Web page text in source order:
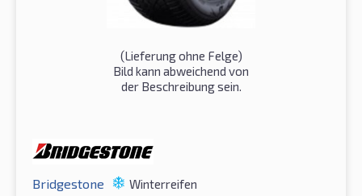
(Lieferung ohne Felge)
Bild kann abweichend von
der Beschreibung sein.
Bridgestone Winterreifen